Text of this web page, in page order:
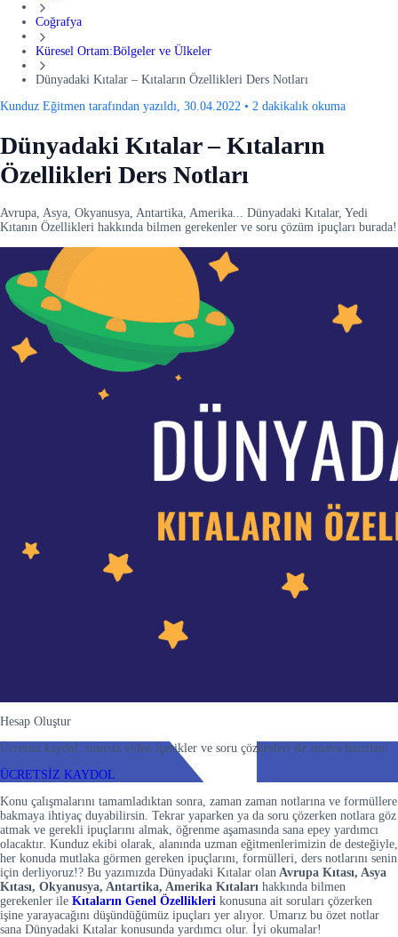
Coğrafya
Küresel Ortam:Bölgeler ve Ülkeler
Dünyadaki Kıtalar – Kıtaların Özellikleri Ders Notları
Kunduz Eğitmen tarafından yazıldı, 30.04.2022 • 2 dakikalık okuma
Dünyadaki Kıtalar – Kıtaların
Özellikleri Ders Notları
Avrupa, Asya, Okyanusya, Antartika, Amerika... Dünyadaki Kıtalar, Yedi
Kıtanın Özellikleri hakkında bilmen gerekenler ve soru çözüm ipuçları burada!
Hesap Oluştur
Ücretsiz kaydol, sınırsız video içerikler ve soru çözümleri ile sınava hazırlan!
ÜCRETSİZ KAYDOL
Konu çalışmalarını tamamladıktan sonra, zaman zaman notlarına ve formüllere
bakmaya ihtiyaç duyabilirsin. Tekrar yaparken ya da soru çözerken notlara göz
atmak ve gerekli ipuçlarını almak, öğrenme aşamasında sana epey yardımcı
olacaktır. Kunduz ekibi olarak, alanında uzman eğitmenlerimizin de desteğiyle,
her konuda mutlaka görmen gereken ipuçlarını, formülleri, ders notlarını senin
için derliyoruz!? Bu yazımızda Dünyadaki Kıtalar olan Avrupa Kıtası, Asya
Kıtası, Okyanusya, Antartika, Amerika Kıtaları hakkında bilmen
gerekenler ile Kıtaların Genel Özellikleri konusuna ait soruları çözerken
işine yarayacağını düşündüğümüz ipuçları yer alıyor. Umarız bu özet notlar
sana Dünyadaki Kıtalar konusunda yardımcı olur. İyi okumalar!